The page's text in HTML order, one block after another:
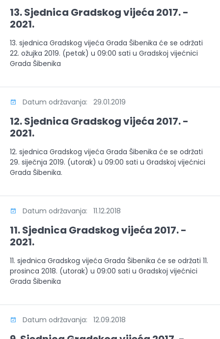
13. Sjednica Gradskog vijeća 2017. -
2021.
13. sjednica Gradskog vijeća Grada Šibenika će se održati
22. ožujka 2019. (petak) u 09:00 sati u Gradskoj vijećnici
Grada Šibenika
Datum održavanja: 29.01.2019
12. Sjednica Gradskog vijeća 2017. -
2021.
12. sjednica Gradskog vijeća Grada Šibenika će se održati
29. siječnja 2019. (utorak) u 09:00 sati u Gradskoj vijećnici
Grada Šibenika.
Datum održavanja: 11.12.2018
11. Sjednica Gradskog vijeća 2017. -
2021.
11. sjednica Gradskog vijeća Grada Šibenika će se održati 11.
prosinca 2018. (utorak) u 09:00 sati u Gradskoj vijećnici
Grada Šibenika
Datum održavanja: 12.09.2018